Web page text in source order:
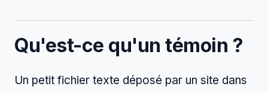
Qu'est-ce qu'un témoin ?
Un petit fichier texte déposé par un site dans